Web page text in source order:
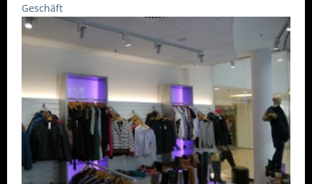
Geschäft